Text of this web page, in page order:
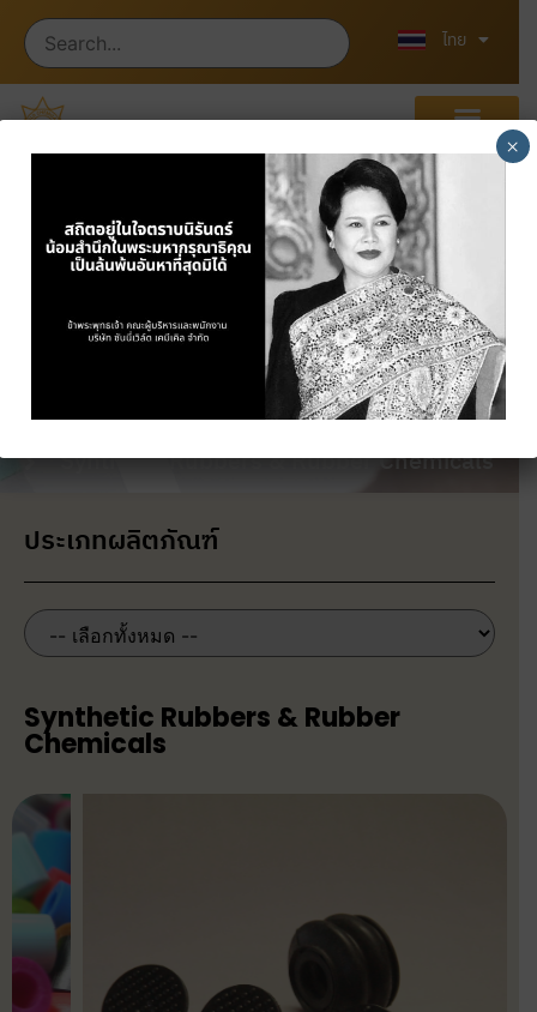
ไทย
中文 (中国)
ผลิตภัณฑ์
หน้าแรก
ผลิตภัณฑ์
Synthetic Rubbers & Rubber Chemicals
ประเภทผลิตภัณฑ์
Synthetic Rubbers & Rubber
Chemicals
×